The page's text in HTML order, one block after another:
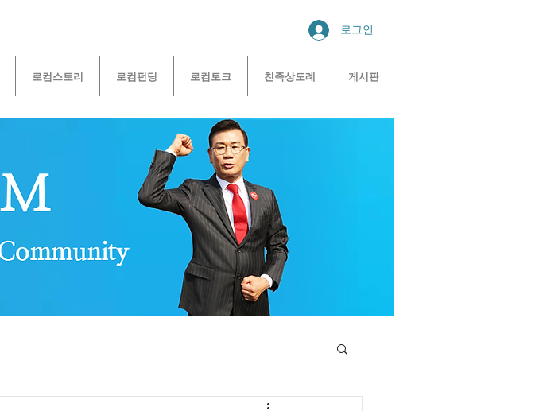
로그인
로컴스토리 로컴펀딩 로컴토크 친족상도례 게시판